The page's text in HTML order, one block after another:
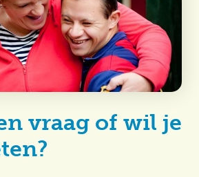
vraag of wil je